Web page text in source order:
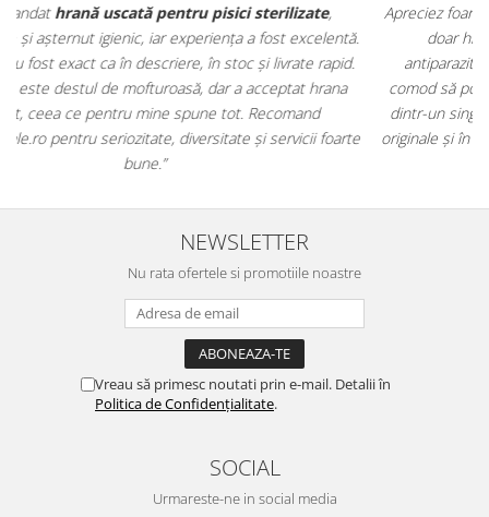
Apreciez foarte mult faptul că peehranaanimale.rogăsesc nu
doar hrană, ci și produse dinfarmacia veterinară
antiparazitare, suplimente și soluții de îngrijire. Este foarte
comod să pot comanda tot ce am nevoie pentru animalul meu
dintr-un singur loc. Livrarea a fost rapidă, iar produsele au fost
originale și în termen. Magazin serios, bine organizat și foarte util
pentru orice stăpân de animale.
NEWSLETTER
Nu rata ofertele si promotiile noastre
Vreau să primesc noutati prin e-mail. Detalii în
Politica de Confidențialitate.
SOCIAL
Urmareste-ne in social media